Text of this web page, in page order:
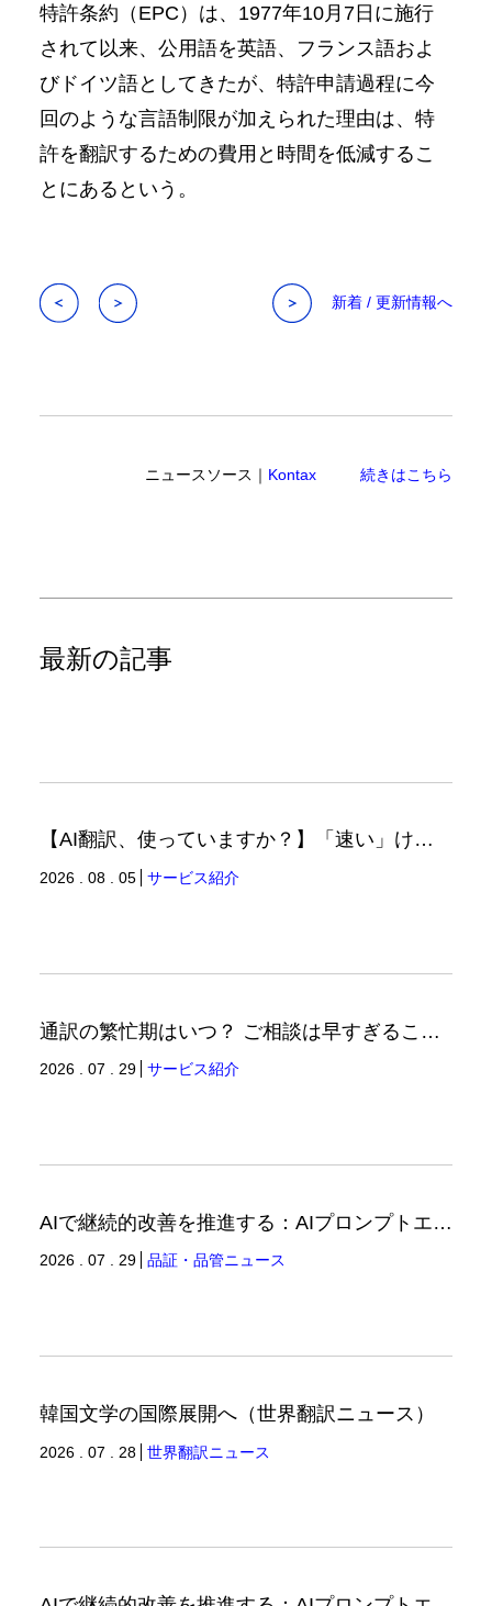
特許条約（EPC）は、1977年10月7日に施行
されて以来、公用語を英語、フランス語およ
びドイツ語としてきたが、特許申請過程に今
回のような言語制限が加えられた理由は、特
許を翻訳するための費用と時間を低減するこ
とにあるという。
新着 / 更新情報へ
ニュースソース｜ Kontax 続きはこちら
最新の記事
【AI翻訳、使っていますか？】「速い」けど「正しい」は別の話（翻訳ブログ）
2026 . 08 . 05 サービス紹介
通訳の繁忙期はいつ？ ご相談は早すぎることはありません。（通訳ブログ）
2026 . 07 . 29 サービス紹介
AIで継続的改善を推進する：AIプロンプトエンジニアリングへの品質思考の適用-3（品証品管ニュース）
2026 . 07 . 29 品証・品管ニュース
韓国文学の国際展開へ（世界翻訳ニュース）
2026 . 07 . 28 世界翻訳ニュース